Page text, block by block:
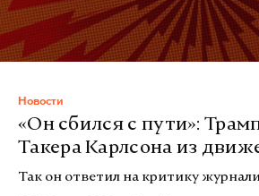
Новости
«Он сбился с пути»:
Такера Карлсона из
Так он ответил на критику